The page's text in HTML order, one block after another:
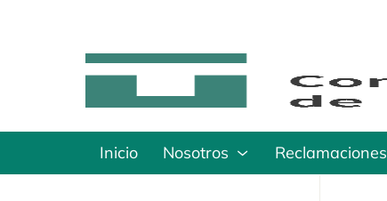
Inicio Nosotros Reclamaciones